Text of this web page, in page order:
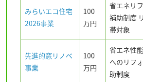
みらいエコ住宅
2026事業
100
万円
省エネリ
補助制度
帯対象
先進的窓リノベ
事業
100
万円
省エネ性
へのリフ
助制度